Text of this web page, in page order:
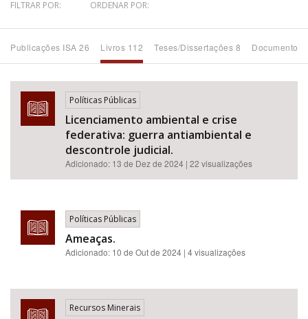
Subtema
Área de Levantamento
Área Protegida
FILTRAR POR: ORDENAR POR:
Publicações ISA 26 Livros 112 Teses/Dissertações 8 Documentos
Políticas Públicas
Licenciamento ambiental e crise
federativa: guerra antiambiental e
descontrole judicial.
Adicionado: 13 de Dez de 2024 | 22 visualizações
Políticas Públicas
Ameaças.
Adicionado: 10 de Out de 2024 | 4 visualizações
Recursos Minerais